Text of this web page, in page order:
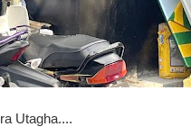
Utagha....